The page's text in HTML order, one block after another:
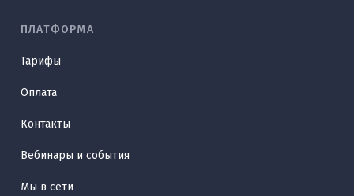
ПЛАТФОРМА
Тарифы
Оплата
Контакты
Вебинары и события
Мы в сети